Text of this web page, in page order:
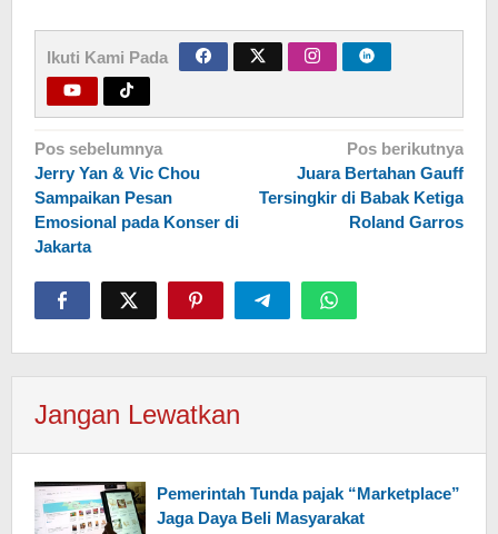
Ikuti Kami Pada
Navigasi
pos
Pos sebelumnya
Jerry Yan & Vic Chou
Sampaikan Pesan
Emosional pada Konser di
Jakarta
Pos berikutnya
Juara Bertahan Gauff
Tersingkir di Babak Ketiga
Roland Garros
Jangan Lewatkan
Pemerintah Tunda pajak “Marketplace”
Jaga Daya Beli Masyarakat